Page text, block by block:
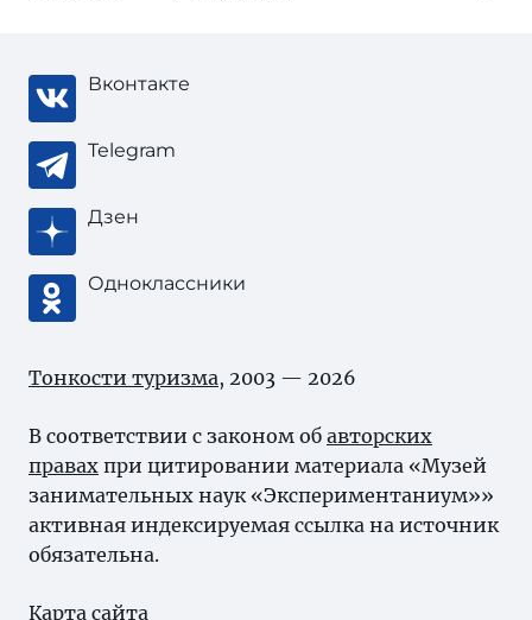
Вконтакте
Telegram
Дзен
Одноклассники
Тонкости туризма, 2003 — 2026
В соответствии с законом об авторских
правах при цитировании материала «Музей
занимательных наук «Экспериментаниум»»
активная индексируемая ссылка на источник
обязательна.
Карта сайта